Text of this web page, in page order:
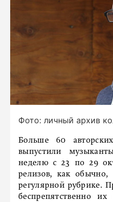
Фото: личный архив
Больше 60
выпустили
неделю с 23 по 29
релизов, как
регулярной рубрике.
беспрепятственно их